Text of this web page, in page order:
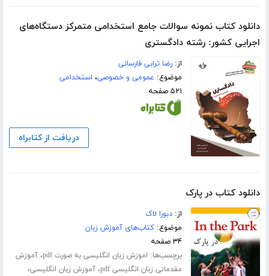
دانلود کتاب نمونه سوالات جامع استخدامی متمرکز دستگاه‌های
اجرایی کشور: رشته دادگستری
از:رضا ترابی فارسانی
موضوع: عمومی و خصوصی، استخدامی
۵۲۱ صفحه
دریافت از کتابراه
دانلود کتاب در پارک
از:دبورا لاک
موضوع:کتاب‌های آموزش زبان
۳۴ صفحه
برچسب‌ها: اموزش زبان انگلیسی به صورت pdf ،آموزش
مقدماتی زبان انگلیسی pdf
،آموزش زبان انگلیسی،